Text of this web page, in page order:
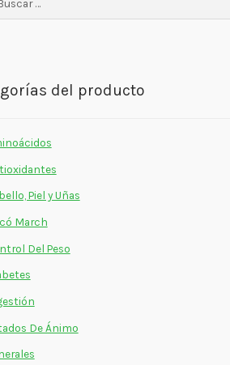
del producto
Piel y Uñas
March
Del Peso
De Ánimo